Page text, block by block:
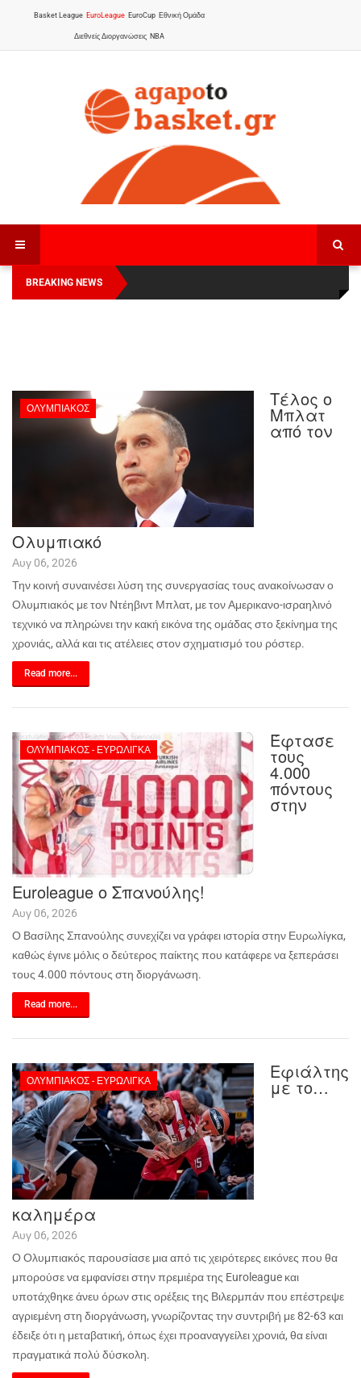
Basket League EuroLeague EuroCup Εθνική Ομάδα
Διεθνείς Διοργανώσεις NBA
BREAKING NEWS
Οι Πάνθηρες Καβάλας στην Women Basketball
League 1
ΟΛΥΜΠΙΑΚΌΣ Τέλος ο
Μπλατ
από τον
Ολυμπιακό
Αυγ 06, 2026
Την κοινή συναινέσει λύση της συνεργασίας τους ανακοίνωσαν ο
Ολυμπιακός με τον Ντέηβιντ Μπλατ, με τον Αμερικανο-ισραηλινό
τεχνικό να πληρώνει την κακή εικόνα της ομάδας στο ξεκίνημα της
χρονιάς, αλλά και τις ατέλειες στον σχηματισμό του ρόστερ.
Read more...
ΟΛΥΜΠΙΑΚΌΣ - ΕΥΡΩΛΊΓΚΑ Έφτασε
τους
4.000
πόντους
στην
Euroleague ο Σπανούλης!
Αυγ 06, 2026
Ο Βασίλης Σπανούλης συνεχίζει να γράφει ιστορία στην Ευρωλίγκα,
καθώς έγινε μόλις ο δεύτερος παίκτης που κατάφερε να ξεπεράσει
τους 4.000 πόντους στη διοργάνωση.
Read more...
ΟΛΥΜΠΙΑΚΌΣ - ΕΥΡΩΛΊΓΚΑ Εφιάλτης
με το…
καλημέρα
Αυγ 06, 2026
Ο Ολυμπιακός παρουσίασε μια από τις χειρότερες εικόνες που θα
μπορούσε να εμφανίσει στην πρεμιέρα της Euroleague και
υποτάχθηκε άνευ όρων στις ορέξεις της Βιλερμπάν που επέστρεψε
αγριεμένη στη διοργάνωση, γνωρίζοντας την συντριβή με 82-63 και
έδειξε ότι η μεταβατική, όπως έχει προαναγγείλει χρονιά, θα είναι
πραγματικά πολύ δύσκολη.